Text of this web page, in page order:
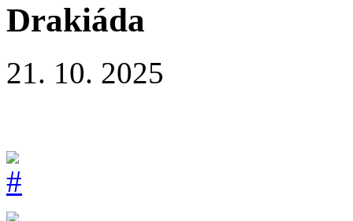
Drakiáda
21. 10. 2025